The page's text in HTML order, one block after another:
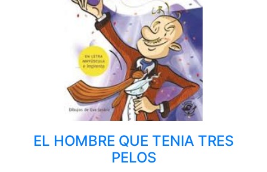
EL HOMBRE QUE TENIA TRES
PELOS